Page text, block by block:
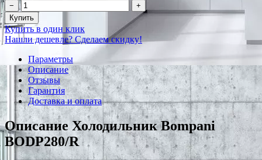
−
+
Купить
Купить в один клик
Нашли дешевле? Сделаем скидку!
Параметры
Описание
Отзывы
Гарантия
Доставка и оплата
Описание Холодильник Bompani
BODP280/R